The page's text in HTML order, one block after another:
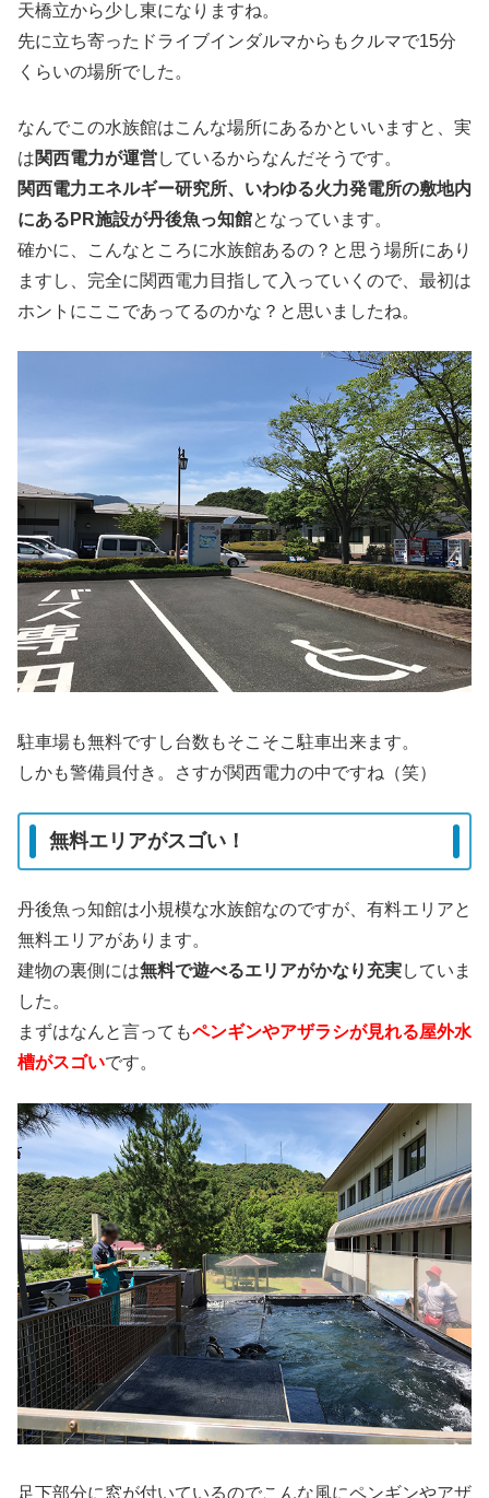
天橋立から少し東になりますね。
先に立ち寄ったドライブインダルマからもクルマで15分
くらいの場所でした。
なんでこの水族館はこんな場所にあるかといいますと、実
は関西電力が運営しているからなんだそうです。
関西電力エネルギー研究所、いわゆる火力発電所の敷地内
にあるPR施設が丹後魚っ知館となっています。
確かに、こんなところに水族館あるの？と思う場所にあり
ますし、完全に関西電力目指して入っていくので、最初は
ホントにここであってるのかな？と思いましたね。
駐車場も無料ですし台数もそこそこ駐車出来ます。
しかも警備員付き。さすが関西電力の中ですね（笑）
無料エリアがスゴい！
丹後魚っ知館は小規模な水族館なのですが、有料エリアと
無料エリアがあります。
建物の裏側には無料で遊べるエリアがかなり充実していま
した。
まずはなんと言ってもペンギンやアザラシが見れる屋外水
槽がスゴいです。
足下部分に窓が付いているのでこんな風にペンギンやアザ